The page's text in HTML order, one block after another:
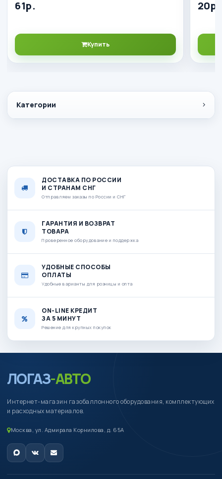
Категории
61р.
Купить
20р.
ДОСТАВКА ПО РОССИИ
И СТРАНАМ СНГ
Отправляем заказы по России и СНГ
ГАРАНТИЯ И ВОЗВРАТ
ТОВАРА
Проверенное оборудование и поддержка
УДОБНЫЕ СПОСОБЫ
ОПЛАТЫ
Удобные варианты для розницы и опта
ON-LINE КРЕДИТ
ЗА 5 МИНУТ
Решение для крупных покупок
ЛОГАЗ-АВТО
Интернет-магазин газобаллонного оборудования, комплектующих
и расходных материалов.
Москва, ул. Адмирала Корнилова, д. 65А